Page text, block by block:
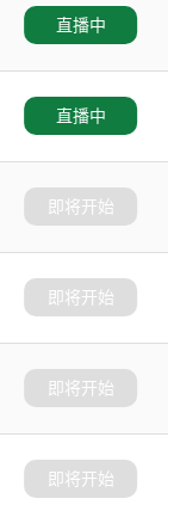
直播中
直播中
即将开始
即将开始
即将开始
即将开始